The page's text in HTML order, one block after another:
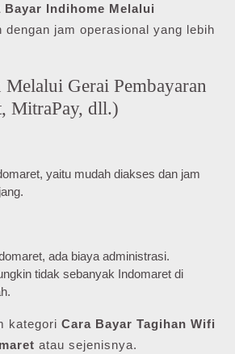
Bayar Indihome Melalui
dengan jam operasional yang lebih
Melalui Gerai Pembayaran
MitraPay, dll.)
yaitu mudah diakses dan jam
ada biaya administrasi.
tidak sebanyak Indomaret di
kategori Cara Bayar Tagihan Wifi
atau sejenisnya.